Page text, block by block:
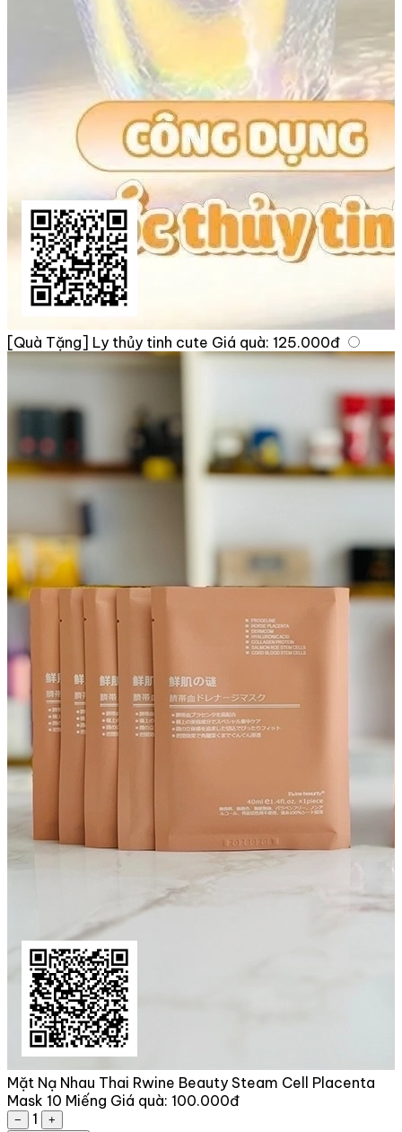
[Quà Tặng] Ly thủy tinh cute Giá quà: 125.000đ
Mặt Nạ Nhau Thai Rwine Beauty Steam Cell Placenta
Mask 10 Miếng Giá quà: 100.000đ
− 1 +